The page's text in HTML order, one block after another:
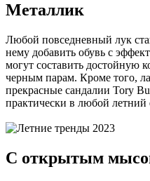
Металлик
Любой повседневный лук
нему добавить обувь с
могут составить достойную
черным парам. Кроме того,
прекрасные сандалии Tory
практически в любой летний
С открытым